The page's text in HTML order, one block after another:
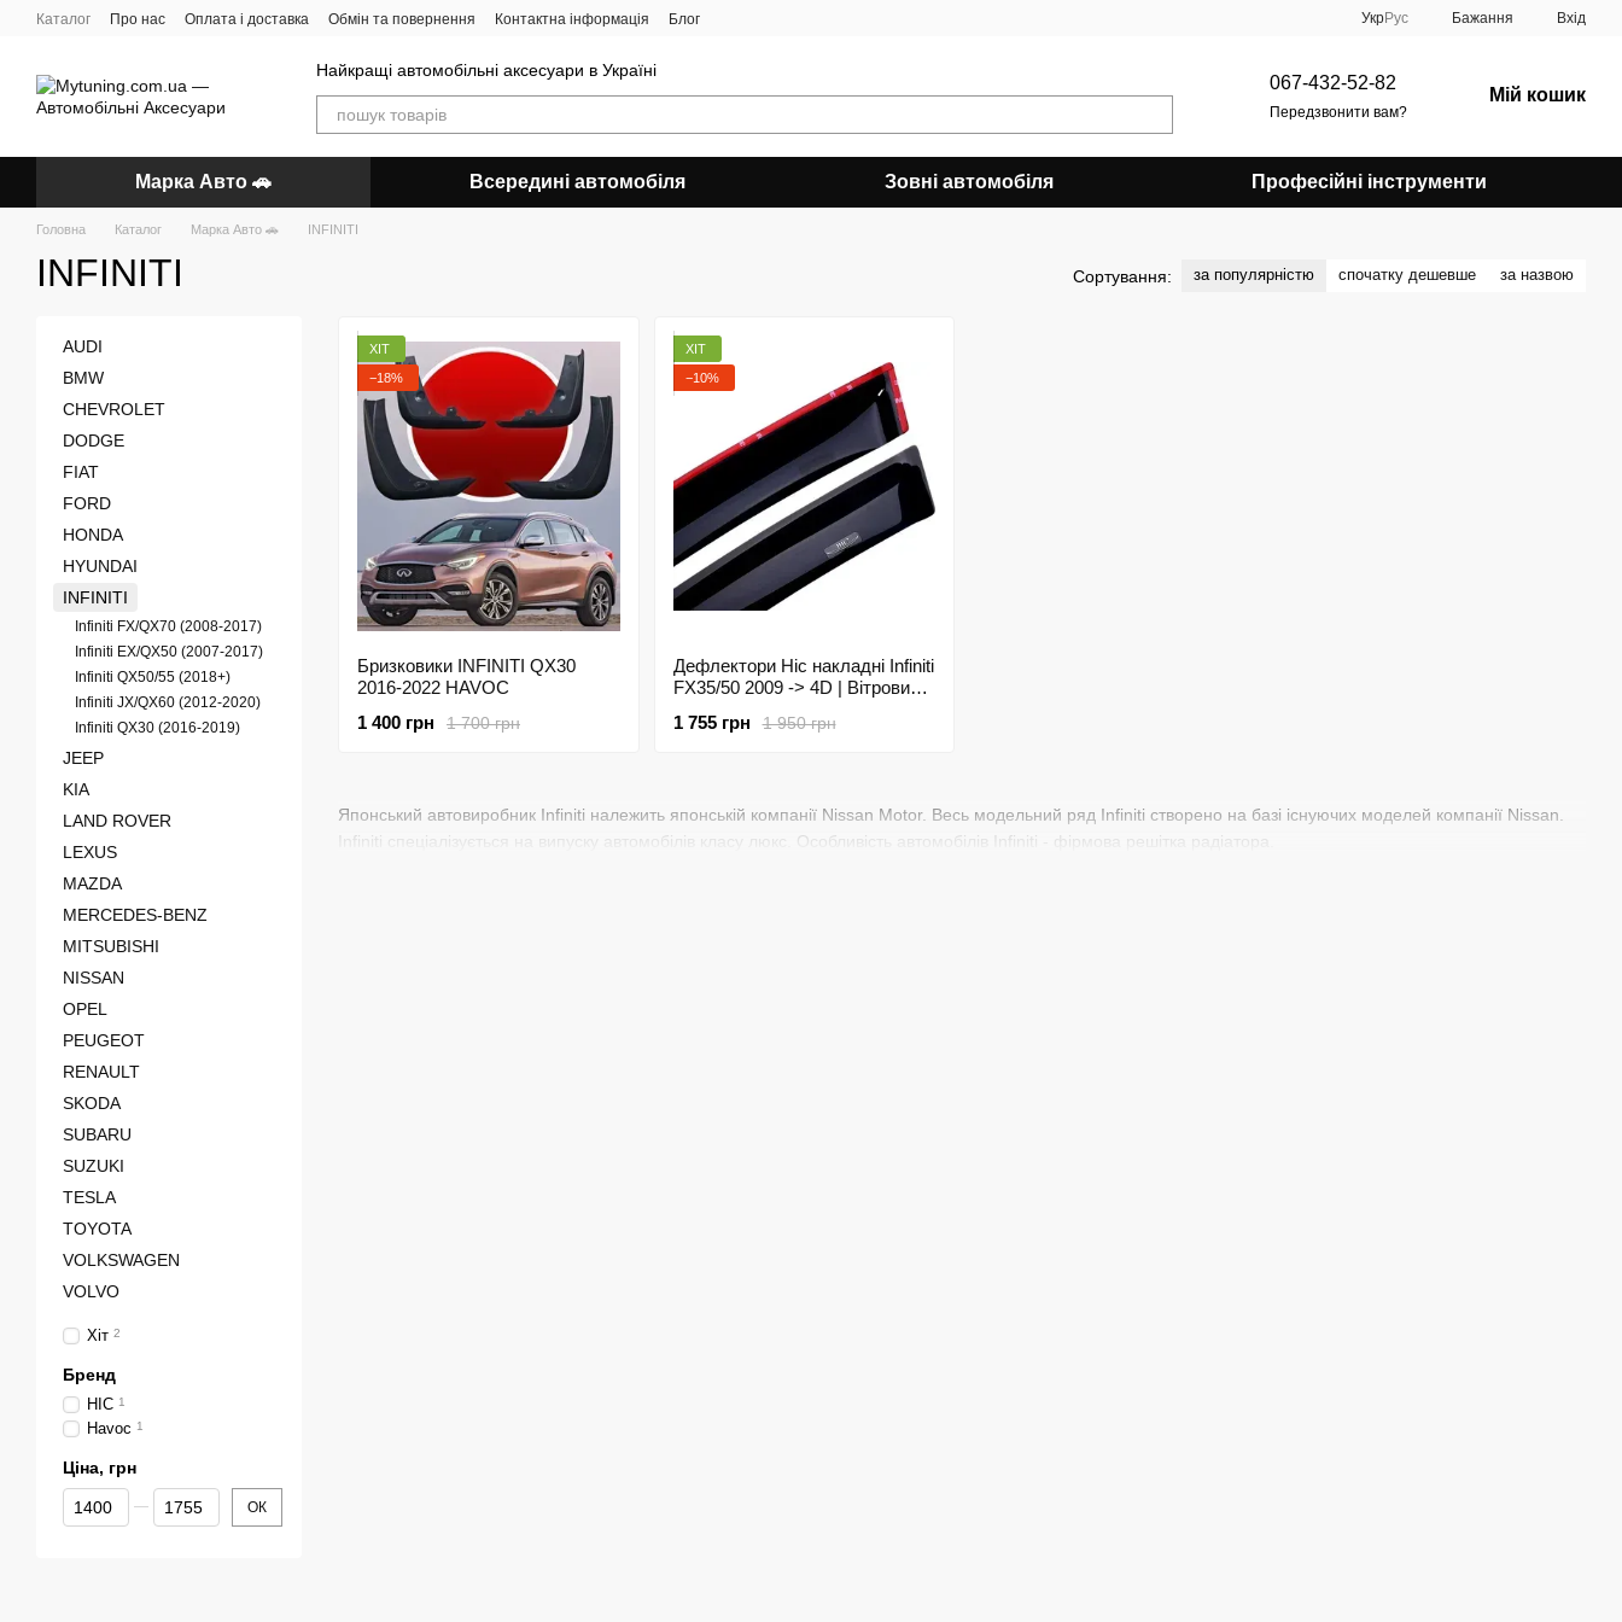
Перейти до основного контенту
Каталог Про нас Оплата і доставка Обмін та повернення Контактна інформація Блог УкрРус Бажання Вхід
Найкращі автомобільні аксесуари в Україні
067-432-52-82
Передзвонити вам?
Мій кошик
Марка Авто 🚗 Всередині автомобіля Зовні автомобіля Професійні інструменти
Головна Каталог Марка Авто 🚗 INFINITI
INFINITI Сортування: за популярністю спочатку дешевше за назвою
Японський автовиробник Infiniti належить японській компанії Nissan Motor. Весь модельний ряд Infiniti створено на базі існуючих моделей компанії Nissan.
Infiniti спеціалізується на випуску автомобілів класу люкс. Особливість автомобілів Infiniti - фірмова решітка радіатора.
ХІТ
−18%
Бризковики INFINITI QX30
2016-2022 HAVOC
1 700 грн
1 400 грн
ХІТ
−10%
Дефлектори Hic накладні Infiniti
FX35/50 2009 -> 4D | Вітровики
1 950 грн
1 755 грн
AUDI
BMW
CHEVROLET
DODGE
FIAT
FORD
HONDA
HYUNDAI
INFINITI
Infiniti FX/QX70 (2008-2017)
Infiniti EX/QX50 (2007-2017)
Infiniti QX50/55 (2018+)
Infiniti JX/QX60 (2012-2020)
Infiniti QX30 (2016-2019)
JEEP
KIA
LAND ROVER
LEXUS
MAZDA
MERCEDES-BENZ
MITSUBISHI
NISSAN
OPEL
PEUGEOT
RENAULT
SKODA
SUBARU
SUZUKI
TESLA
TOYOTA
VOLKSWAGEN
VOLVO
Хіт 2
Бренд
HIC 1
Havoc 1
Ціна, грн
Від Ціна, грн
До Ціна, грн ОК